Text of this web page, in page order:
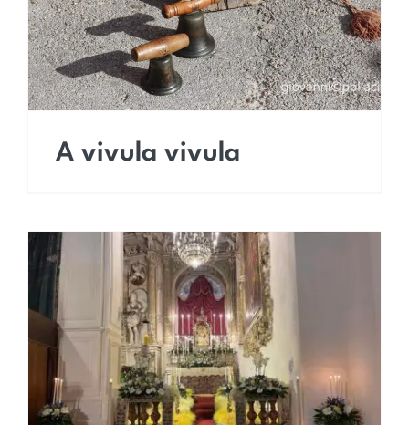
A vivula vivula
I lavuredda della
Cappella SS Sacramento